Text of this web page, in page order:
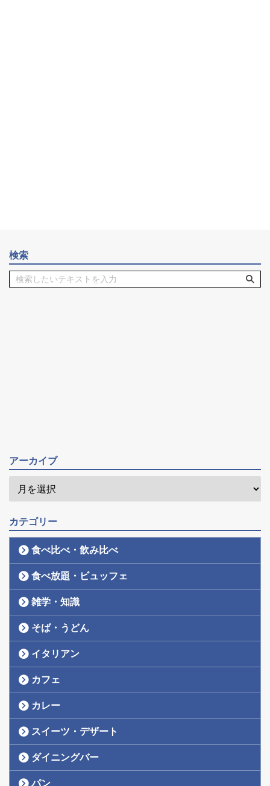
検索
アーカイブ
カテゴリー
食べ比べ・飲み比べ
食べ放題・ビュッフェ
雑学・知識
そば・うどん
イタリアン
カフェ
カレー
スイーツ・デザート
ダイニングバー
パン